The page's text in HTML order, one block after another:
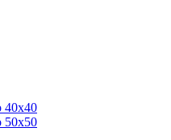
40x40
50x50